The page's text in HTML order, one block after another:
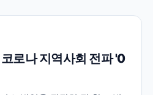
로나 지역사회 전파 '0